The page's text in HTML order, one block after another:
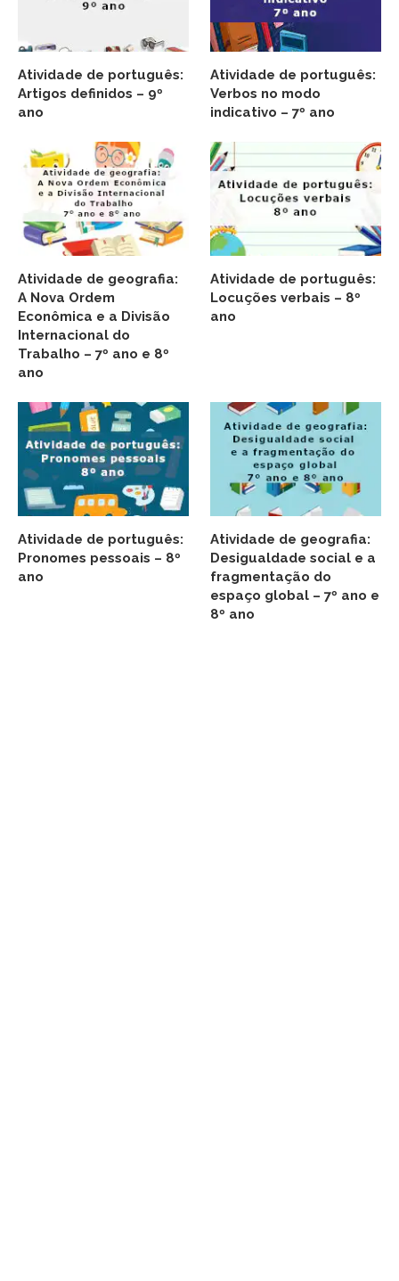
Atividade de português:
Artigos definidos – 9º
ano
Atividade de português:
Verbos no modo
indicativo – 7º ano
Atividade de geografia:
A Nova Ordem
Econômica e a Divisão
Internacional do
Trabalho – 7º ano e 8º
ano
Atividade de português:
Locuções verbais – 8º
ano
Atividade de português:
Pronomes pessoais – 8º
ano
Atividade de geografia:
Desigualdade social e a
fragmentação do
espaço global – 7º ano e
8º ano